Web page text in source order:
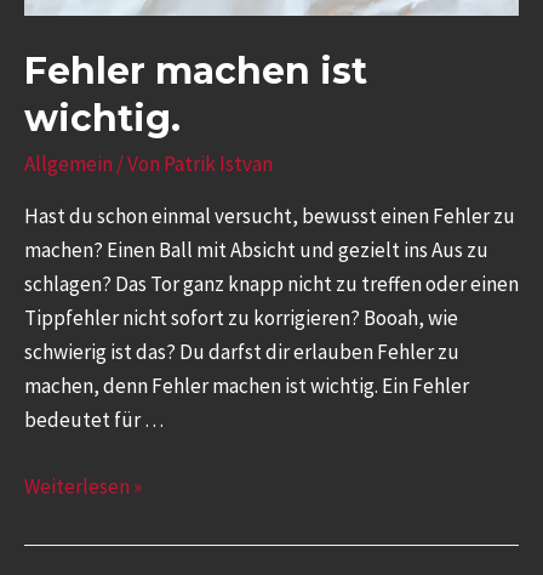
Fehler machen ist
wichtig.
Allgemein / Von Patrik Istvan
Hast du schon einmal versucht, bewusst einen Fehler zu
machen? Einen Ball mit Absicht und gezielt ins Aus zu
schlagen? Das Tor ganz knapp nicht zu treffen oder einen
Tippfehler nicht sofort zu korrigieren? Booah, wie
schwierig ist das? Du darfst dir erlauben Fehler zu
machen, denn Fehler machen ist wichtig. Ein Fehler
bedeutet für …
Weiterlesen »